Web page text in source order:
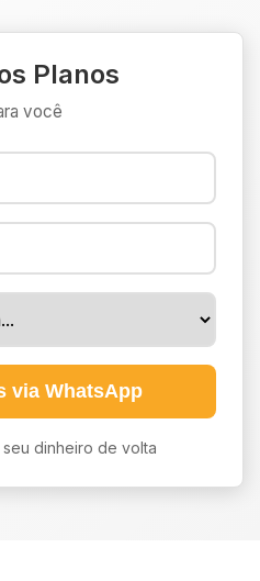
Planos
você
via WhatsApp
dinheiro de volta